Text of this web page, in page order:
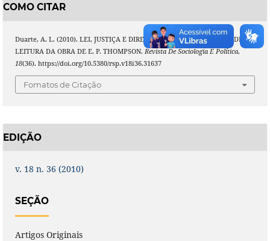
COMO CITAR
Duarte, A. L. (2010). LEI, JUSTIÇA E DIREITO: ALGUMAS SUGESTÕES DE
LEITURA DA OBRA DE E. P. THOMPSON. Revista De Sociologia E Política,
18(36). https://doi.org/10.5380/rsp.v18i36.31637
Fomatos de Citação
EDIÇÃO
v. 18 n. 36 (2010)
SEÇÃO
Artigos Originais